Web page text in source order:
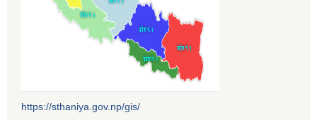
https://sthaniya.gov.np/gis/